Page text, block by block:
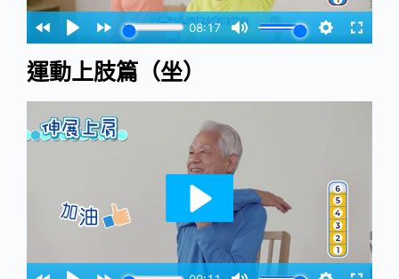
運動上肢篇（坐）